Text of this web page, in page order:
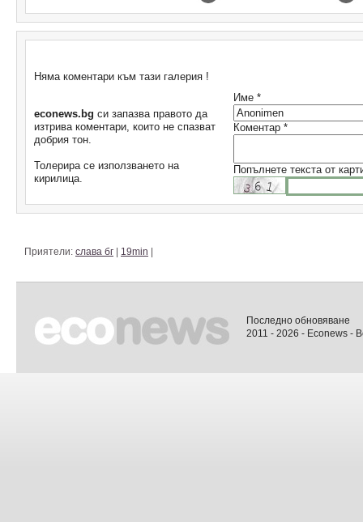
Няма коментари към тази галерия !
econews.bg си запазва правото да
изтрива коментари, които не спазват
добрия тон.
Толерира се използването на
кирилица.
Име *
Коментар *
Попълнете текста от
Приятели: слава бг 19min
Последно обновяване
2011 - 2026 - Econews -